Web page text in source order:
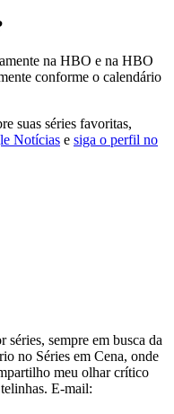
na HBO e na HBO
conforme o calendário
suas séries favoritas,
Notícias e siga o perfil no
sempre em busca da
no Séries em Cena, onde
meu olhar crítico
E-mail: